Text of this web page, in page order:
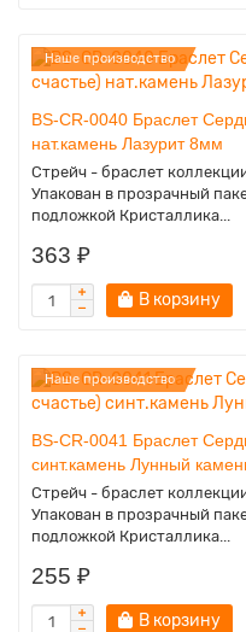
Наше производство
BS-CR-0040 Браслет
нат.камень Лазурит 8мм
Стрейч - браслет
Упакован в прозрачный
подложкой Кристаллика...
363 ₽
В корзину
Наше производство
BS-CR-0041 Браслет
синт.камень Лунный
Стрейч - браслет
Упакован в прозрачный
подложкой Кристаллика...
255 ₽
В корзину